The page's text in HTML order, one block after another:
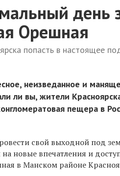
день
Орешная
попасть в настоящее
неизведанное и
ли вы, жители
пещера в
свой выходной под
новые впечатления и
в Манском районе